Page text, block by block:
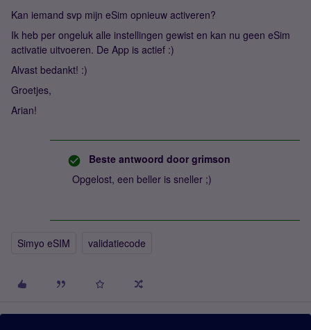
Kan iemand svp mijn eSim opnieuw activeren?
Ik heb per ongeluk alle instellingen gewist en kan nu geen eSim
activatie uitvoeren. De App is actief :)
Alvast bedankt! :)
Groetjes,
Arian!
Beste antwoord door grimson
Opgelost, een beller is sneller ;)
Simyo eSIM validatiecode